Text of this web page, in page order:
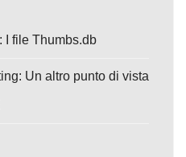
I file Thumbs.db
Un altro punto di vista